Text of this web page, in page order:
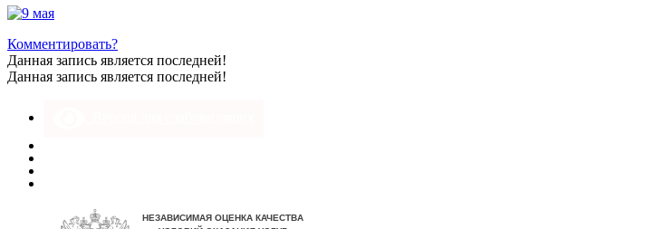
Комментировать?
Данная запись является последней!
Данная запись является последней!